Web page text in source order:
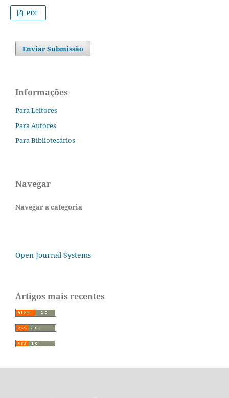
PDF
Enviar Submissão
Informações
Para Leitores
Para Autores
Para Bibliotecários
Navegar
Navegar a categoria
Open Journal Systems
Artigos mais recentes